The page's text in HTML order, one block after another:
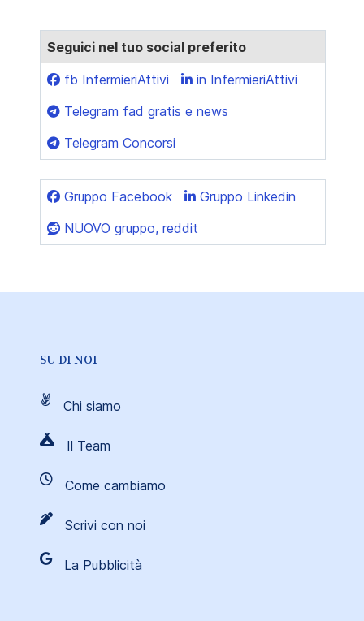
Seguici nel tuo social preferito
fb InfermieriAttivi
in InfermieriAttivi
Telegram fad gratis e news
Telegram Concorsi
Gruppo Facebook
Gruppo Linkedin
NUOVO gruppo, reddit
SU DI NOI
Chi siamo
Il Team
Come cambiamo
Scrivi con noi
La Pubblicità